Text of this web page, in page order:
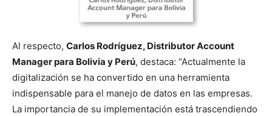
Al respecto, Carlos Rodríguez, Distributor Account
Manager para Bolivia y Perú, destaca: “Actualmente la
digitalización se ha convertido en una herramienta
indispensable para el manejo de datos en las empresas.
La importancia de su implementación está trascendiendo